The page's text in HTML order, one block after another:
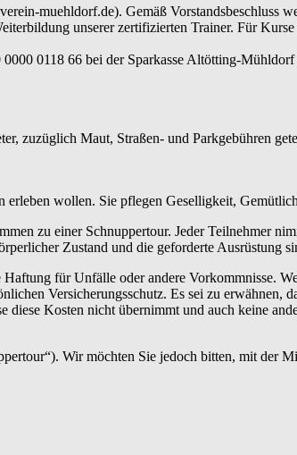
muehldorf.de). Gemäß Vorstandsbeschluss
unserer zertifizierten Trainer. Für
0118 66 bei der Sparkasse Altötting-Mühldorf
zuzüglich Maut, Straßen- und Parkgebühren
erleben wollen. Sie pflegen Geselligkeit,
zu einer Schnuppertour. Jeder Teilnehmer
Zustand und die geforderte Ausrüstung
für Unfälle oder andere Vorkommnisse.
Versicherungsschutz. Es sei zu erwähnen,
Kosten nicht übernimmt und auch keine
Wir möchten Sie jedoch bitten, mit der